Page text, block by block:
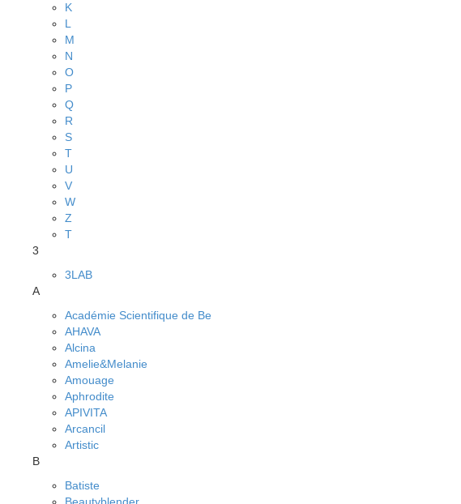
K
L
M
N
O
P
Q
R
S
T
U
V
W
Z
Т
3
3LAB
A
Académie Scientifique de Be
AHAVA
Alcina
Amelie&Melanie
Amouage
Aphrodite
APIVITA
Arcancil
Artistic
B
Batiste